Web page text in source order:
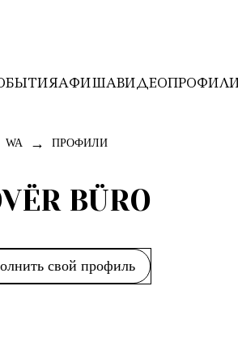
АФИШАВИДЕО
WA → ПРОФИЛИ
BÜRO
свой профиль